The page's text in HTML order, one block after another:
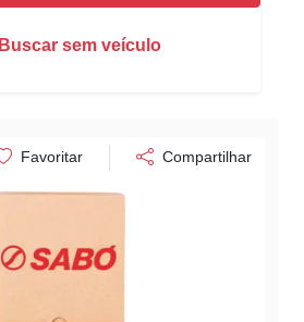
Buscar sem veículo
Favoritar Compartilhar